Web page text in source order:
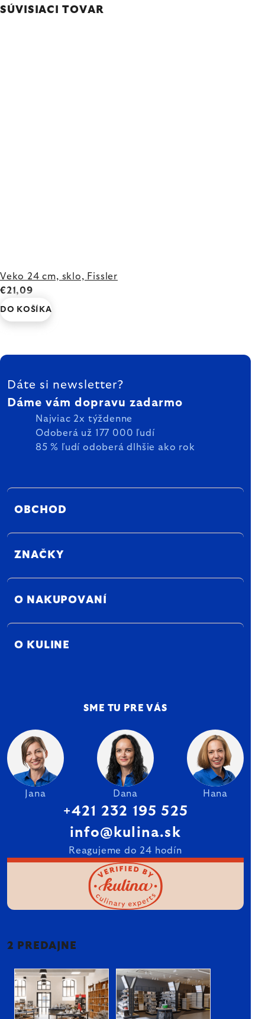
SÚVISIACI TOVAR
Veko 24 cm, sklo, Fissler
€21,09
DO KOŠÍKA
ZÁPÄTIE
Dáte si newsletter?
Dáme vám dopravu zadarmo
Najviac 2x týždenne
Odoberá už 177 000 ľudí
85 % ľudí odoberá dlhšie ako rok
OBCHOD
ZNAČKY
O NAKUPOVANÍ
O KULINE
SME TU PRE VÁS
Jana Dana Hana
+421 232 195 525
info@kulina.sk
Reagujeme do 24 hodín
2 PREDAJNE